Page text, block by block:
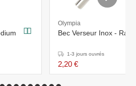
Olympia
Bec Verseur Inox -
1-3 jours ouvrés
2,20 €